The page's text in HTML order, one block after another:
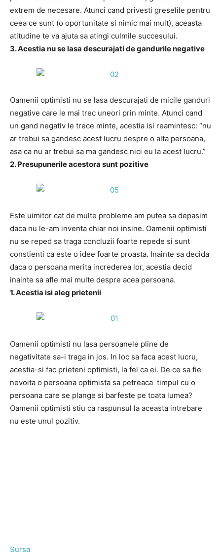
extrem de necesare. Atunci cand privesti greselile pentru
ceea ce sunt (o oportunitate si nimic mai mult), aceasta
atitudine te va ajuta sa atingi culmile succesului.
3. Acestia nu se lasa descurajati de gandurile negative
Oamenii optimisti nu se lasa descurajati de micile ganduri
negative care le mai trec uneori prin minte. Atunci cand
un gand negativ le trece minte, acestia isi reamintesc: “nu
ar trebui sa gandesc acest lucru despre o alta persoana,
asa ca nu ar trebui sa ma gandesc nici eu la acest lucru.”
2. Presupunerile acestora sunt pozitive
Este uimitor cat de multe probleme am putea sa depasim
daca nu le-am inventa chiar noi insine. Oamenii optimisti
nu se reped sa traga concluzii foarte repede si sunt
constienti ca este o idee foarte proasta. Inainte sa decida
daca o persoana merita increderea lor, acestia decid
inainte sa afle mai multe despre acea persoana.
1. Acestia isi aleg prietenii
Oamenii optimisti nu lasa persoanele pline de
negativitate sa-i traga in jos. In loc sa faca acest lucru,
acestia-si fac prieteni optimisti, la fel ca ei. De ce sa fie
nevoita o persoana optimista sa petreaca timpul cu o
persoana care se plange si barfeste pe toata lumea?
Oamenii optimisti stiu ca raspunsul la aceasta intrebare
nu este unul pozitiv.
Sursa